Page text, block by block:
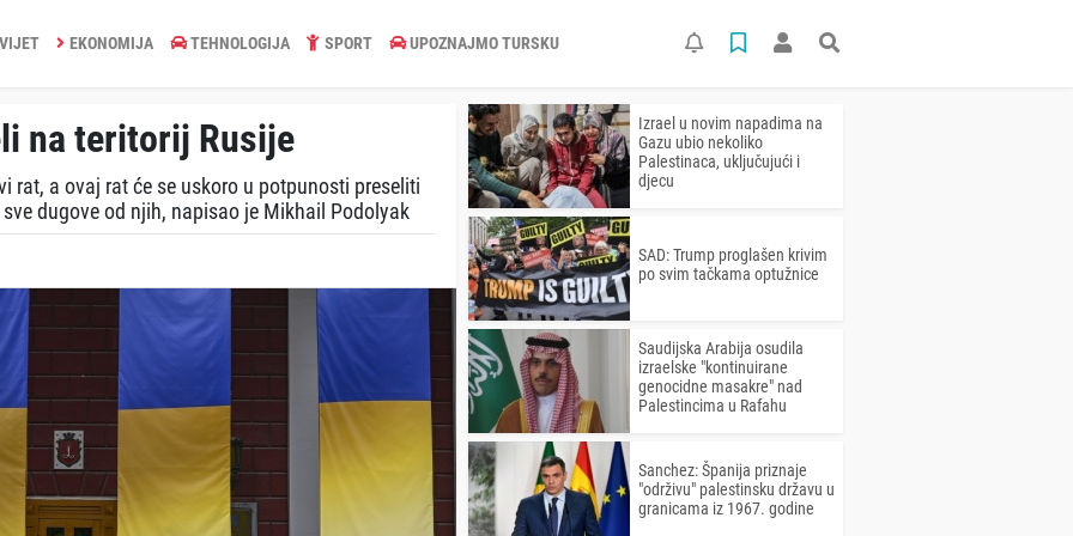
EKONOMIJA TEHNOLOGIJA SPORT UPOZNAJMO TURSKU
na teritorij Rusije
rat, a ovaj rat će se uskoro u potpunosti preseliti
dugove od njih, napisao je Mikhail Podolyak
Izrael u novim napadima na
Gazu ubio nekoliko
Palestinaca, uključujući i
djecu
SAD: Trump proglašen krivim
po svim tačkama optužnice
Saudijska Arabija osudila
izraelske "kontinuirane
genocidne masakre" nad
Palestincima u Rafahu
Sanchez: Španija priznaje
"održivu" palestinsku državu u
granicama iz 1967. godine